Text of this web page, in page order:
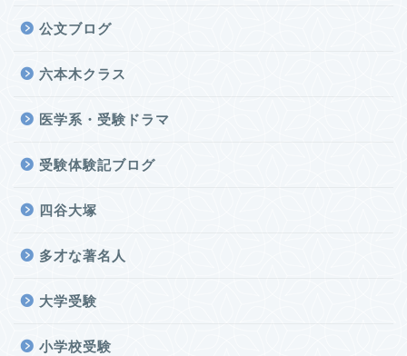
公文ブログ
六本木クラス
医学系・受験ドラマ
受験体験記ブログ
四谷大塚
多才な著名人
大学受験
小学校受験